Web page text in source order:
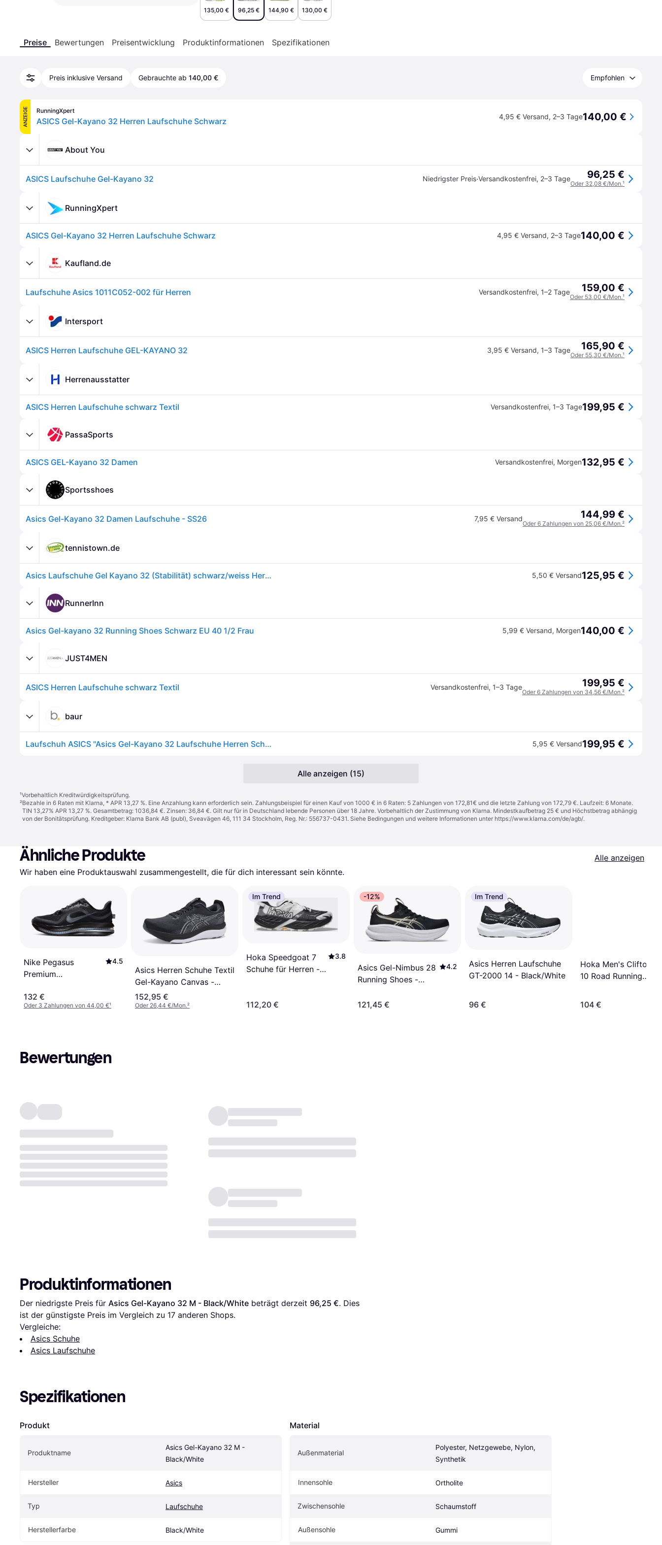
135,00 € 96,25 € 144,90 € 130,00 €
Preise Bewertungen Preisentwicklung Produktinformationen Spezifikationen
Preis inklusive Versand Gebrauchte ab 140,00 € Empfohlen
ANZEIGE RunningXpert
ASICS Gel-Kayano 32 Herren Laufschuhe Schwarz 4,95 € Versand, 2–3 Tage140,00 €
About You
ASICS Laufschuhe Gel-Kayano 32 Niedrigster Preis·Versandkostenfrei, 2–3 Tage 96,25 €
Oder 32,08 €/Mon.¹
RunningXpert
ASICS Gel-Kayano 32 Herren Laufschuhe Schwarz 4,95 € Versand, 2–3 Tage140,00 €
Kaufland.de
Laufschuhe Asics 1011C052-002 für Herren Versandkostenfrei, 1–2 Tage 159,00 €
Oder 53,00 €/Mon.¹
Intersport
ASICS Herren Laufschuhe GEL-KAYANO 32 3,95 € Versand, 1–3 Tage 165,90 €
Oder 55,30 €/Mon.¹
Herrenausstatter
ASICS Herren Laufschuhe schwarz Textil Versandkostenfrei, 1–3 Tage199,95 €
PassaSports
ASICS GEL-Kayano 32 Damen Versandkostenfrei, Morgen132,95 €
Sportsshoes
Asics Gel-Kayano 32 Damen Laufschuhe - SS26 7,95 € Versand 144,99 €
Oder 6 Zahlungen von 25,06 €/Mon.²
tennistown.de
Asics Laufschuhe Gel Kayano 32 (Stabilität) schwarz/weiss Herren 5,50 € Versand125,95 €
RunnerInn
Asics Gel-kayano 32 Running Shoes Schwarz EU 40 1/2 Frau 5,99 € Versand, Morgen140,00 €
JUST4MEN
ASICS Herren Laufschuhe schwarz Textil Versandkostenfrei, 1–3 Tage 199,95 €
Oder 6 Zahlungen von 34,56 €/Mon.²
baur
Laufschuh ASICS "Asics Gel-Kayano 32 Laufschuhe Herren Schuhe", Herren, Gr. 42,5, schwarz, Synthetik, Textil, Schuhe Laufschuh, Verstärkte Ferse 5,95 € Versand199,95 €
Alle anzeigen (15)
¹Vorbehaltlich Kreditwürdigkeitsprüfung.
²Bezahle in 6 Raten mit Klarna, * APR 13,27 %. Eine Anzahlung kann erforderlich sein. Zahlungsbeispiel für einen Kauf von 1000 € in 6 Raten: 5 Zahlungen von 172,81€ und die letzte Zahlung von 172,79 €. Laufzeit: 6 Monate.
TIN 13,27% APR 13,27 %. Gesamtbetrag: 1036,84 €. Zinsen: 36,84 €. Gilt nur für in Deutschland lebende Personen über 18 Jahre. Vorbehaltlich der Zustimmung von Klarna. Mindestkaufbetrag 25 € und Höchstbetrag abhängig
von der Bonitätsprüfung. Kreditgeber: Klarna Bank AB (publ), Sveavägen 46, 111 34 Stockholm, Reg. Nr.: 556737-0431. Siehe Bedingungen und weitere Informationen unter https://www.klarna.com/de/agb/.
Ähnliche Produkte
Alle anzeigen
Wir haben eine Produktauswahl zusammengestellt, die für dich interessant sein könnte.
Nike Pegasus
Premium
Damen - Schwarz
4.5
132 €
Oder 3 Zahlungen von 44,00 €¹
Asics Herren Schuhe Textil
Gel-Kayano Canvas -
Black/White
152,95 €
Oder 26,44 €/Mon.²
Im Trend
Hoka Speedgoat 7
Schuhe für Herren -
3.8
112,20 €
-12%
Asics Gel-Nimbus 28
Running Shoes -
4.2
121,45 €
Im Trend
Asics Herren Laufschuhe
GT-2000 14 - Black/White
96 €
Hoka Men's Clifton
10 Road Running
Blue/Foggy Night
104 €
Bewertungen
Produktinformationen
Der niedrigste Preis für Asics Gel-Kayano 32 M - Black/White beträgt derzeit 96,25 €. Dies
ist der günstigste Preis im Vergleich zu 17 anderen Shops.
Vergleiche:
Asics Schuhe
Asics Laufschuhe
Spezifikationen
Produkt
Produktname
Asics Gel-Kayano 32 M -
Black/White
Hersteller Asics
Typ Laufschuhe
Herstellerfarbe Black/White
Material
Außenmaterial
Polyester, Netzgewebe, Nylon,
Synthetik
Innensohle Ortholite
Zwischensohle Schaumstoff
Außensohle Gummi